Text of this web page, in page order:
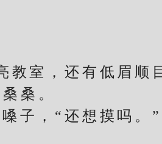
室，还有低眉顺
桑。
子，“还想摸吗。”